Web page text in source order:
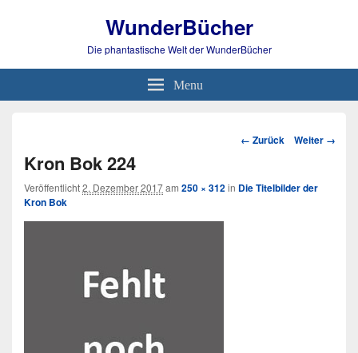
WunderBücher
Die phantastische Welt der WunderBücher
Menu
Bild-
← Zurück Weiter →
Kron Bok 224
Veröffentlicht2. Dezember 2017am 250 × 312in Die Titelbilder der
Kron Bok